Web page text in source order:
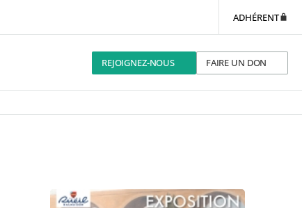
ADHÉRENT
REJOIGNEZ-NOUS FAIRE UN DON